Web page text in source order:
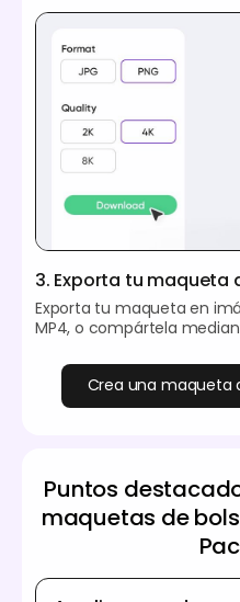
3. Exporta tu maqueta
Exporta tu maqueta en
MP4, o compártela
Crea una maqueta
Puntos
maquetas de